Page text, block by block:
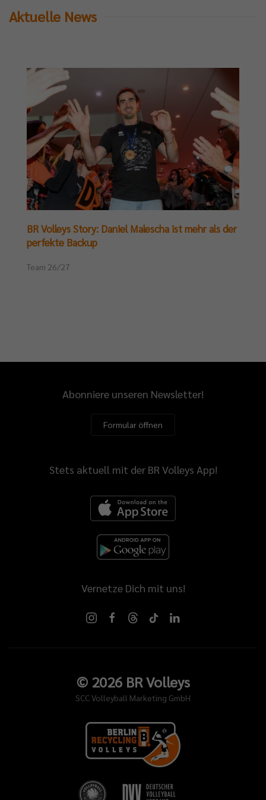
Aktuelle News
BR Volleys Story: Daniel Malescha ist mehr als der
perfekte Backup
Team 26/27
Abonniere unseren Newsletter!
Formular öffnen
Stets aktuell mit der BR Volleys App!
Vernetze Dich mit uns!
© 2026BR Volleys
SCC Volleyball Marketing GmbH